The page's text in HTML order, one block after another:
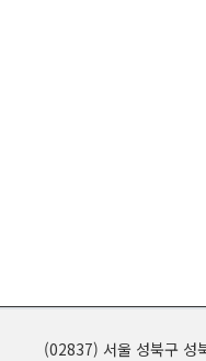
(02837) 서울 성북구 성